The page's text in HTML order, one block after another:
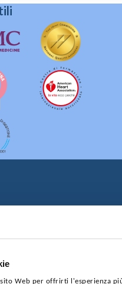
Web per offrirti l'esperienza